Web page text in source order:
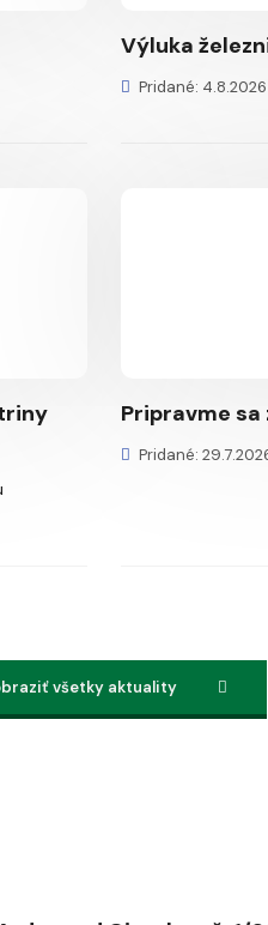
Výluka
Pridané: 4.8.2026
Pripravme
Pridané:
všetky aktuality